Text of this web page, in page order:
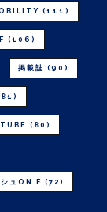
(111)
(106)
掲載誌 (90)
(80)
ュON F (72)